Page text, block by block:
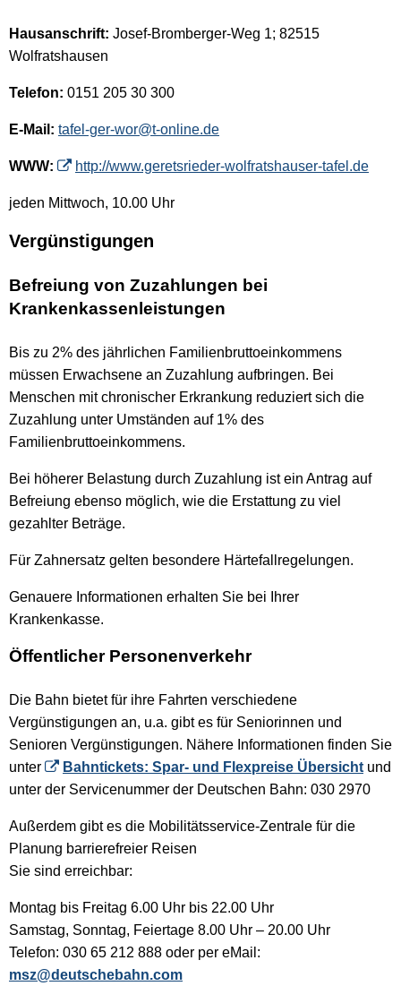
Hausanschrift: Josef-Bromberger-Weg 1; 82515
Wolfratshausen
Telefon: 0151 205 30 300
E-Mail: tafel-ger-wor@t-online.de
WWW: http://www.geretsrieder-wolfratshauser-tafel.de
jeden Mittwoch, 10.00 Uhr
Vergünstigungen
Befreiung von Zuzahlungen bei
Krankenkassenleistungen
Bis zu 2% des jährlichen Familienbruttoeinkommens
müssen Erwachsene an Zuzahlung aufbringen. Bei
Menschen mit chronischer Erkrankung reduziert sich die
Zuzahlung unter Umständen auf 1% des
Familienbruttoeinkommens.
Bei höherer Belastung durch Zuzahlung ist ein Antrag auf
Befreiung ebenso möglich, wie die Erstattung zu viel
gezahlter Beträge.
Für Zahnersatz gelten besondere Härtefallregelungen.
Genauere Informationen erhalten Sie bei Ihrer
Krankenkasse.
Öffentlicher Personenverkehr
Die Bahn bietet für ihre Fahrten verschiedene
Vergünstigungen an, u.a. gibt es für Seniorinnen und
Senioren Vergünstigungen. Nähere Informationen finden Sie
unter
Bahntickets: Spar- und Flexpreise Übersicht und
unter der Servicenummer der Deutschen Bahn: 030 2970
Außerdem gibt es die Mobilitätsservice-Zentrale für die
Planung barrierefreier Reisen
Sie sind erreichbar:
Montag bis Freitag 6.00 Uhr bis 22.00 Uhr
Samstag, Sonntag, Feiertage 8.00 Uhr – 20.00 Uhr
Telefon: 030 65 212 888 oder per eMail:
msz@deutschebahn.com